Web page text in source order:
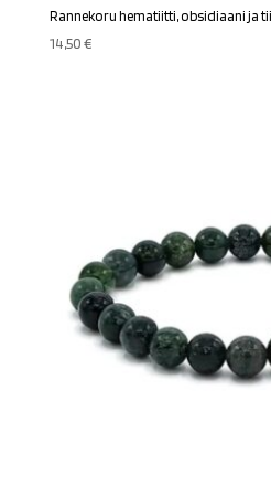
Rannekoru hematiitti, obsidiaani ja
14,50€